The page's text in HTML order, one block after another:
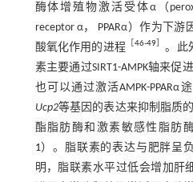
酶体增殖物激活受体α（
receptor α， PPARα）作为下
酸氧化作用的进程 ［46-49］ 。此
素主要通过SIRT1-AMPK轴来促
也可以通过激活AMPK-PPARα
Ucp2等基因的表达来抑制脂质
酯脂肪酶和激素敏感性脂肪
1）。脂联素的表达与肥胖呈
明，脂联素水平过低会增加肝